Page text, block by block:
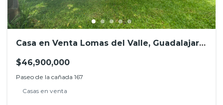
Casa en Venta Lomas del Valle, Guadalajara,
$46,900,000
Paseo de la cañada 167
Casas en venta